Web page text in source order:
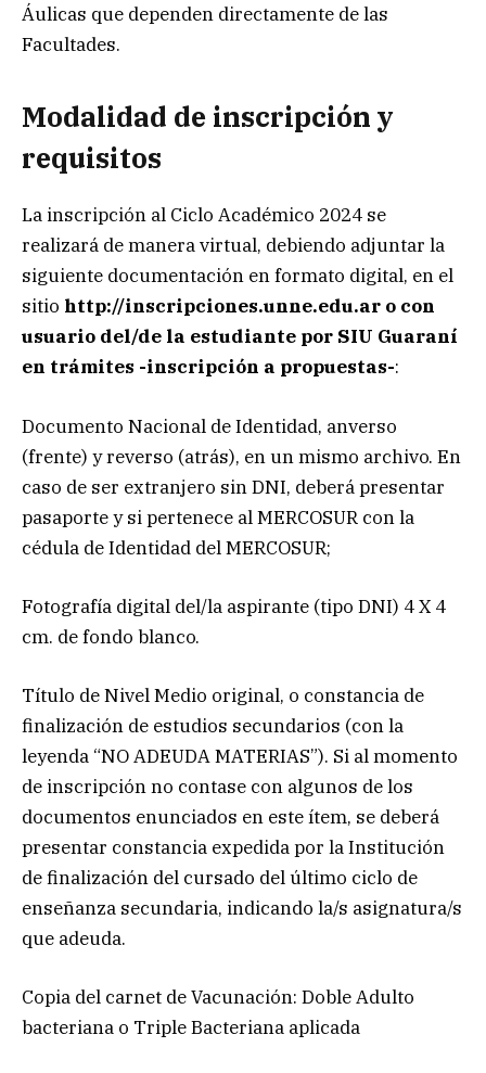
Áulicas que dependen directamente de las
Facultades.
Modalidad de inscripción y
requisitos
La inscripción al Ciclo Académico 2024 se
realizará de manera virtual, debiendo adjuntar la
siguiente documentación en formato digital, en el
sitio http://inscripciones.unne.edu.ar o con
usuario del/de la estudiante por SIU Guaraní
en trámites -inscripción a propuestas-:
Documento Nacional de Identidad, anverso
(frente) y reverso (atrás), en un mismo archivo. En
caso de ser extranjero sin DNI, deberá presentar
pasaporte y si pertenece al MERCOSUR con la
cédula de Identidad del MERCOSUR;
Fotografía digital del/la aspirante (tipo DNI) 4 X 4
cm. de fondo blanco.
Título de Nivel Medio original, o constancia de
finalización de estudios secundarios (con la
leyenda “NO ADEUDA MATERIAS”). Si al momento
de inscripción no contase con algunos de los
documentos enunciados en este ítem, se deberá
presentar constancia expedida por la Institución
de finalización del cursado del último ciclo de
enseñanza secundaria, indicando la/s asignatura/s
que adeuda.
Copia del carnet de Vacunación: Doble Adulto
bacteriana o Triple Bacteriana aplicada